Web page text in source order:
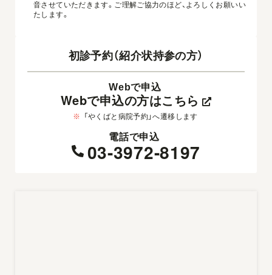
音させていただきます。ご理解ご協力のほど、よろしくお願いい
たします。
初診予約（紹介状持参の方）
Webで申込
Webで申込の方はこちら
※ 「やくばと病院予約」へ遷移します
電話で申込
03-3972-8197